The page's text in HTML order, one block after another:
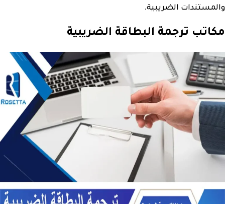
والمستندات الضريبية.
مكاتب ترجمة البطاقة الضريبية